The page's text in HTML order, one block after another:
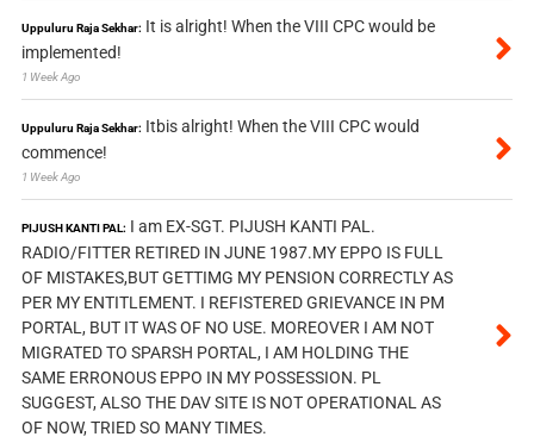
Uppuluru Raja Sekhar: It is alright! When the VIII CPC would be
implemented!
1 Week Ago
Uppuluru Raja Sekhar: Itbis alright! When the VIII CPC would
commence!
1 Week Ago
PIJUSH KANTI PAL: I am EX-SGT. PIJUSH KANTI PAL.
RADIO/FITTER RETIRED IN JUNE 1987.MY EPPO IS FULL
OF MISTAKES,BUT GETTIMG MY PENSION CORRECTLY AS
PER MY ENTITLEMENT. I REFISTERED GRIEVANCE IN PM
PORTAL, BUT IT WAS OF NO USE. MOREOVER I AM NOT
MIGRATED TO SPARSH PORTAL, I AM HOLDING THE
SAME ERRONOUS EPPO IN MY POSSESSION. PL
SUGGEST, ALSO THE DAV SITE IS NOT OPERATIONAL AS
OF NOW, TRIED SO MANY TIMES.